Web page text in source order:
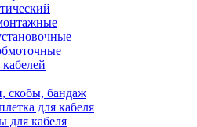
скобы, бандаж
для кабеля
для кабеля